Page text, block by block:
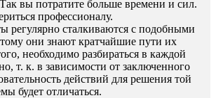
вы потратите больше времени и сил.
профессионалу.
регулярно сталкиваются с подобными
они знают кратчайшие пути их
необходимо разбираться в каждой
т. к. в зависимости от заключенного
действий для решения той
будет отличаться.